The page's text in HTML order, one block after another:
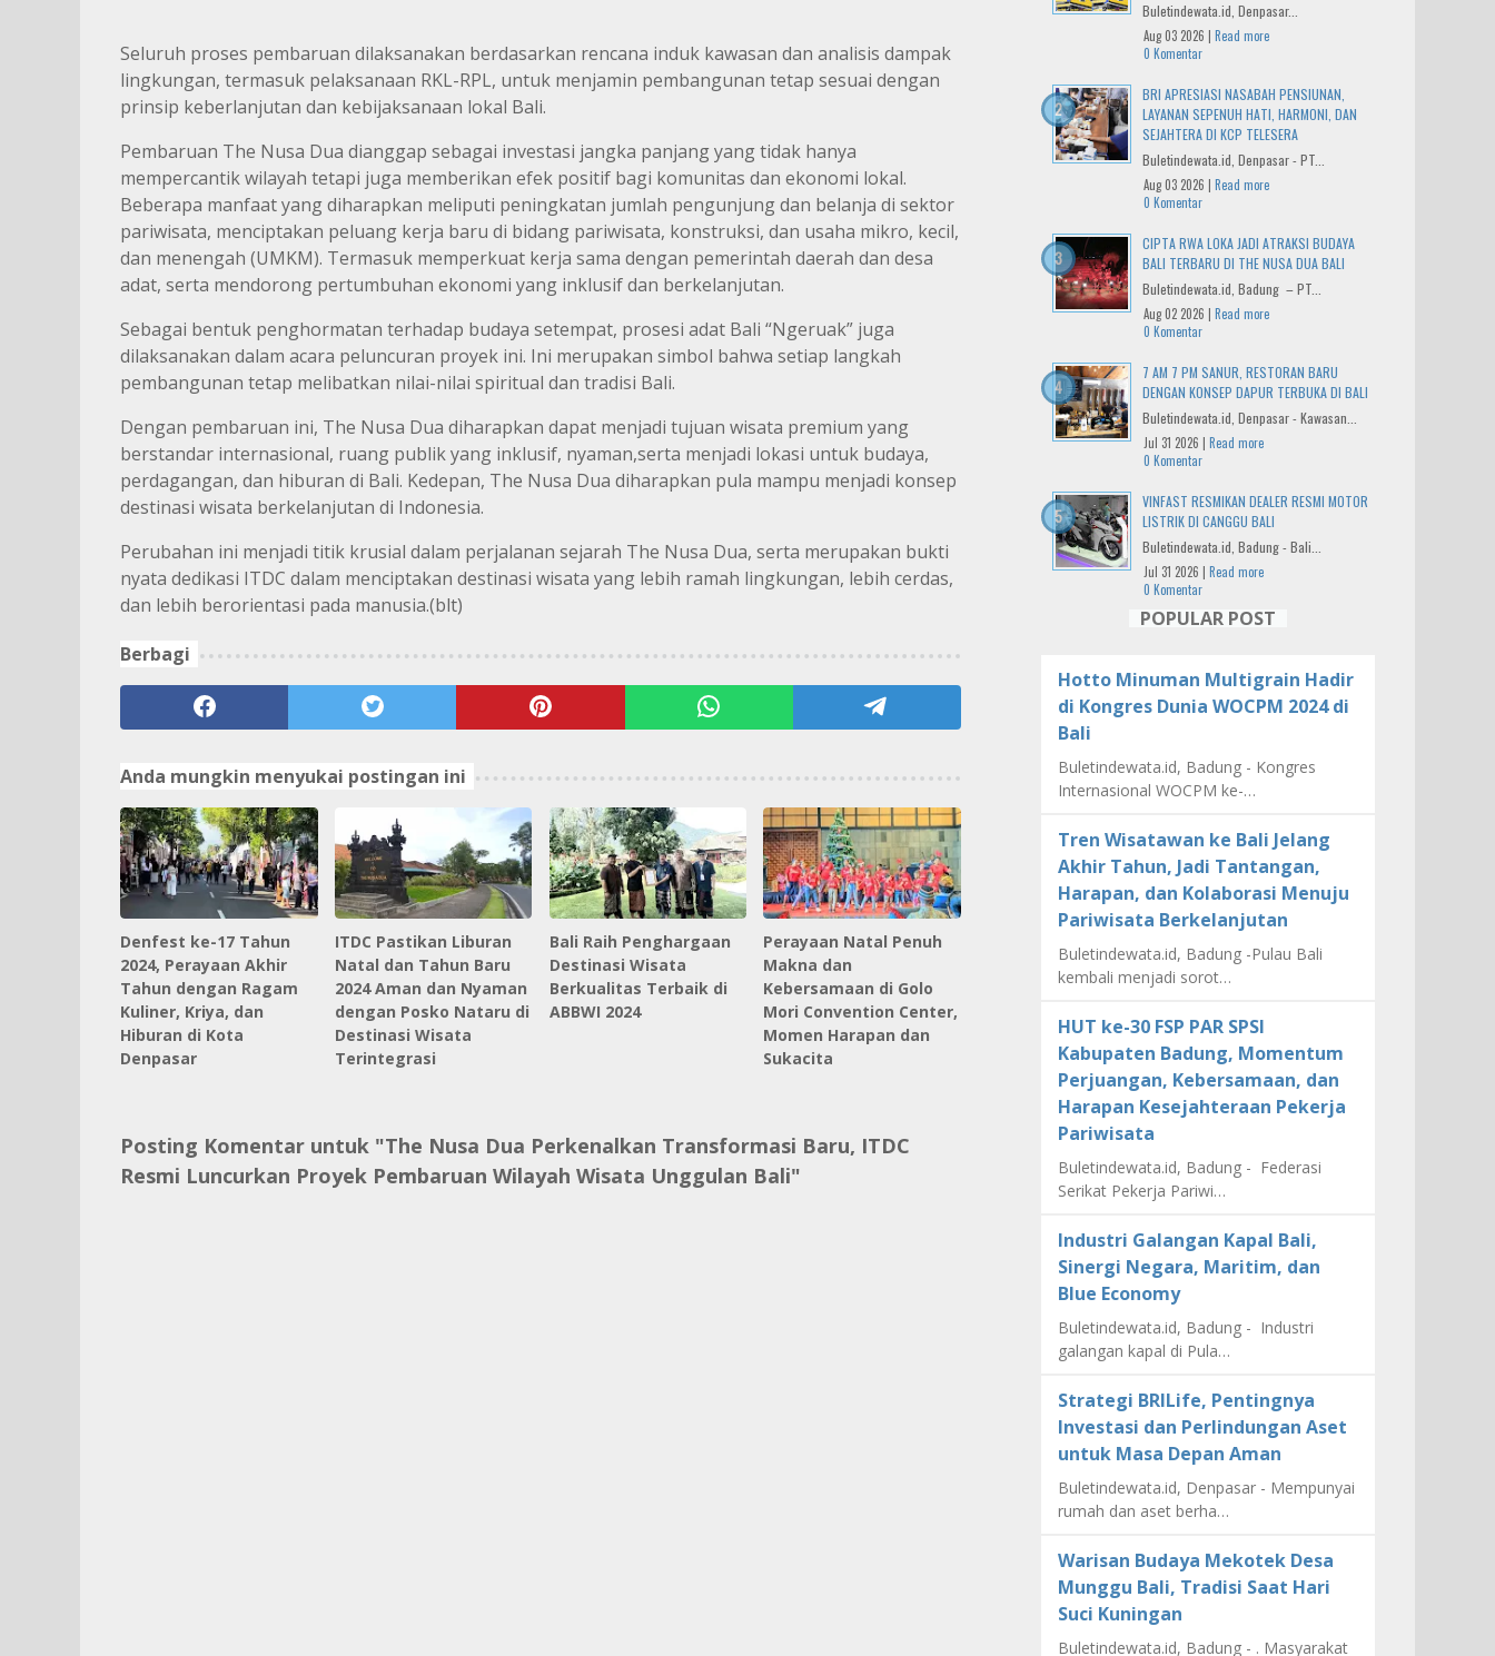
Seluruh proses pembaruan dilaksanakan berdasarkan rencana induk kawasan dan analisis dampak
lingkungan, termasuk pelaksanaan RKL-RPL, untuk menjamin pembangunan tetap sesuai dengan
prinsip keberlanjutan dan kebijaksanaan lokal Bali.
Pembaruan The Nusa Dua dianggap sebagai investasi jangka panjang yang tidak hanya
mempercantik wilayah tetapi juga memberikan efek positif bagi komunitas dan ekonomi lokal.
Beberapa manfaat yang diharapkan meliputi peningkatan jumlah pengunjung dan belanja di sektor
pariwisata, menciptakan peluang kerja baru di bidang pariwisata, konstruksi, dan usaha mikro, kecil,
dan menengah (UMKM). Termasuk memperkuat kerja sama dengan pemerintah daerah dan desa
adat, serta mendorong pertumbuhan ekonomi yang inklusif dan berkelanjutan.
Sebagai bentuk penghormatan terhadap budaya setempat, prosesi adat Bali “Ngeruak” juga
dilaksanakan dalam acara peluncuran proyek ini. Ini merupakan simbol bahwa setiap langkah
pembangunan tetap melibatkan nilai-nilai spiritual dan tradisi Bali.
Dengan pembaruan ini, The Nusa Dua diharapkan dapat menjadi tujuan wisata premium yang
berstandar internasional, ruang publik yang inklusif, nyaman,serta menjadi lokasi untuk budaya,
perdagangan, dan hiburan di Bali. Kedepan, The Nusa Dua diharapkan pula mampu menjadi konsep
destinasi wisata berkelanjutan di Indonesia.
Perubahan ini menjadi titik krusial dalam perjalanan sejarah The Nusa Dua, serta merupakan bukti
nyata dedikasi ITDC dalam menciptakan destinasi wisata yang lebih ramah lingkungan, lebih cerdas,
dan lebih berorientasi pada manusia.(blt)
Berbagi
Anda mungkin menyukai postingan ini
Denfest ke-17 Tahun
2024, Perayaan Akhir
Tahun dengan Ragam
Kuliner, Kriya, dan
Hiburan di Kota
Denpasar
ITDC Pastikan Liburan
Natal dan Tahun Baru
2024 Aman dan Nyaman
dengan Posko Nataru di
Destinasi Wisata
Terintegrasi
Bali Raih Penghargaan
Destinasi Wisata
Berkualitas Terbaik di
ABBWI 2024
Perayaan Natal Penuh
Makna dan
Kebersamaan di Golo
Mori Convention Center,
Momen Harapan dan
Sukacita
Posting Komentar untuk "The Nusa Dua Perkenalkan Transformasi Baru, ITDC
Resmi Luncurkan Proyek Pembaruan Wilayah Wisata Unggulan Bali"
Buletindewata.id, Denpasar...
Aug 03 2026 | Read more
0 Komentar
BRI APRESIASI NASABAH PENSIUNAN,
LAYANAN SEPENUH HATI, HARMONI, DAN
SEJAHTERA DI KCP TELESERA
Buletindewata.id, Denpasar - PT...
Aug 03 2026 | Read more
0 Komentar
CIPTA RWA LOKA JADI ATRAKSI BUDAYA
BALI TERBARU DI THE NUSA DUA BALI
Buletindewata.id, Badung – PT...
Aug 02 2026 | Read more
0 Komentar
7 AM 7 PM SANUR, RESTORAN BARU
DENGAN KONSEP DAPUR TERBUKA DI BALI
Buletindewata.id, Denpasar - Kawasan...
Jul 31 2026 | Read more
0 Komentar
VINFAST RESMIKAN DEALER RESMI MOTOR
LISTRIK DI CANGGU BALI
Buletindewata.id, Badung - Bali...
Jul 31 2026 | Read more
0 Komentar
POPULAR POST
Hotto Minuman Multigrain Hadir
di Kongres Dunia WOCPM 2024 di
Bali
Buletindewata.id, Badung - Kongres
Internasional WOCPM ke-…
Tren Wisatawan ke Bali Jelang
Akhir Tahun, Jadi Tantangan,
Harapan, dan Kolaborasi Menuju
Pariwisata Berkelanjutan
Buletindewata.id, Badung -Pulau Bali
kembali menjadi sorot…
HUT ke-30 FSP PAR SPSI
Kabupaten Badung, Momentum
Perjuangan, Kebersamaan, dan
Harapan Kesejahteraan Pekerja
Pariwisata
Buletindewata.id, Badung - Federasi
Serikat Pekerja Pariwi…
Industri Galangan Kapal Bali,
Sinergi Negara, Maritim, dan
Blue Economy
Buletindewata.id, Badung - Industri
galangan kapal di Pula…
Strategi BRILife, Pentingnya
Investasi dan Perlindungan Aset
untuk Masa Depan Aman
Buletindewata.id, Denpasar - Mempunyai
rumah dan aset berha…
Warisan Budaya Mekotek Desa
Munggu Bali, Tradisi Saat Hari
Suci Kuningan
Buletindewata.id, Badung - . Masyarakat